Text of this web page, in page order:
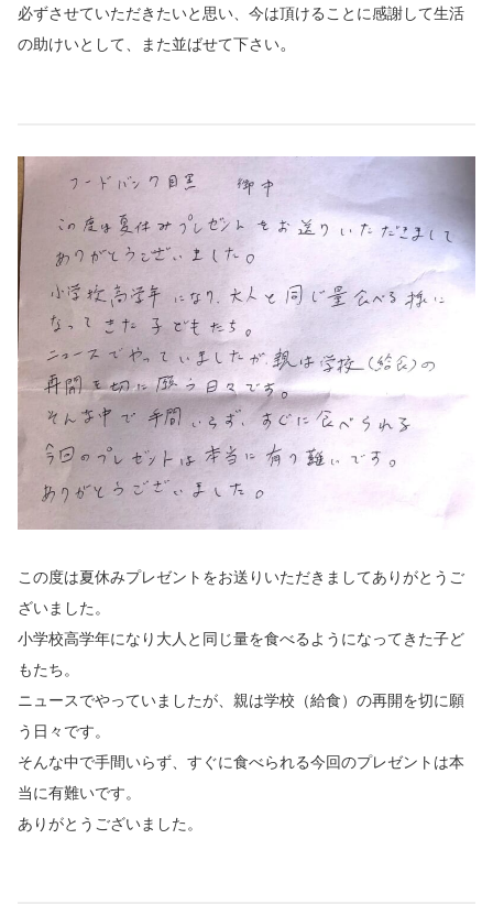
必ずさせていただきたいと思い、今は頂けることに感謝して生活
の助けいとして、また並ばせて下さい。
この度は夏休みプレゼントをお送りいただきましてありがとうご
ざいました。
小学校高学年になり大人と同じ量を食べるようになってきた子ど
もたち。
ニュースでやっていましたが、親は学校（給食）の再開を切に願
う日々です。
そんな中で手間いらず、すぐに食べられる今回のプレゼントは本
当に有難いです。
ありがとうございました。